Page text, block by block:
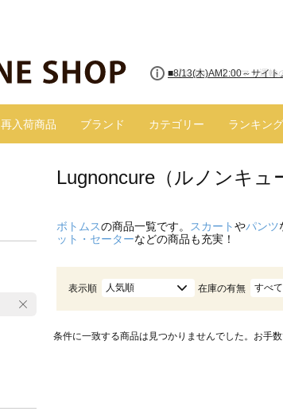
■8/13(木)AM2:00～サイ
再入荷商品 ブランド カテゴリー ランキング
Lugnoncure（ルノンキュ
ボトムスの商品一覧です。 スカートやパンツ
ット・セーターなどの商品も充実！
表示順 人気順 在庫の有無 すべて
条件に一致する商品は見つかりませんでした。お手